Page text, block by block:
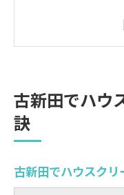
ハウスク
口コミや評
口コミ比較
古新田でハウ
訣
古新田でハウスク